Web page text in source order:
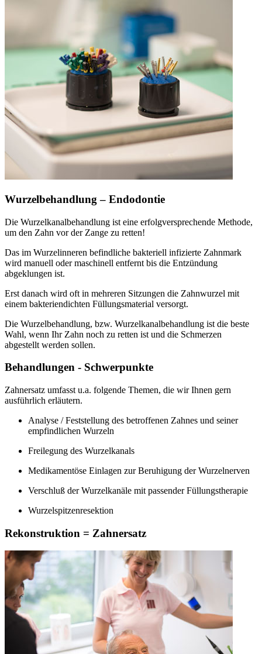
Wurzelbehandlung – Endodontie
Die Wurzelkanalbehandlung ist eine erfolgversprechende Methode,
um den Zahn vor der Zange zu retten!
Das im Wurzelinneren befindliche bakteriell infizierte Zahnmark
wird manuell oder maschinell entfernt bis die Entzündung
abgeklungen ist.
Erst danach wird oft in mehreren Sitzungen die Zahnwurzel mit
einem bakteriendichten Füllungsmaterial versorgt.
Die Wurzelbehandlung, bzw. Wurzelkanalbehandlung ist die beste
Wahl, wenn Ihr Zahn noch zu retten ist und die Schmerzen
abgestellt werden sollen.
Behandlungen - Schwerpunkte
Zahnersatz umfasst u.a. folgende Themen, die wir Ihnen gern
ausführlich erläutern.
Analyse / Feststellung des betroffenen Zahnes und seiner
empfindlichen Wurzeln
Freilegung des Wurzelkanals
Medikamentöse Einlagen zur Beruhigung der Wurzelnerven
Verschluß der Wurzelkanäle mit passender Füllungstherapie
Wurzelspitzenresektion
Rekonstruktion = Zahnersatz